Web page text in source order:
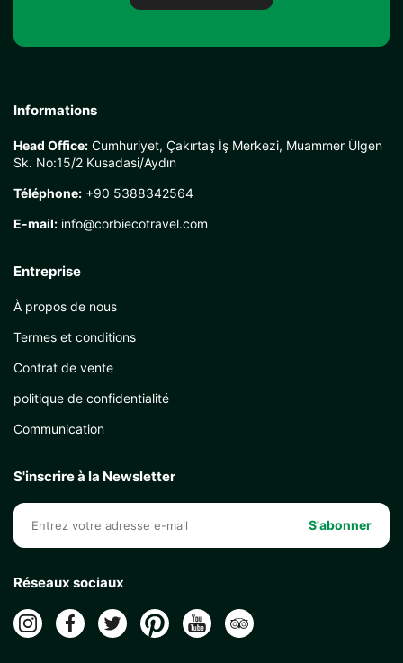
Informations
Head Office: Cumhuriyet, Çakırtaş İş Merkezi, Muammer Ülgen
Sk. No:15/2 Kusadasi/Aydın
Téléphone: +90 5388342564
E-mail: info@corbiecotravel.com
Entreprise
À propos de nous
Termes et conditions
Contrat de vente
politique de confidentialité
Communication
S'inscrire à la Newsletter
S'abonner
Réseaux sociaux